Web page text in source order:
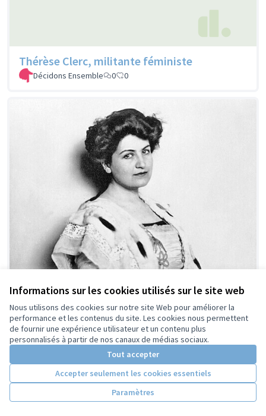
Informations sur les cookies utilisés sur le site web
Nous utilisons des cookies sur notre site Web pour améliorer la
performance et les contenus du site. Les cookies nous permettent
de fournir une expérience utilisateur et un contenu plus
personnalisés à partir de nos canaux de médias sociaux.
Tout accepter
Accepter seulement les cookies essentiels
Paramètres
Thérèse Clerc, militante féministe
Décidons Ensemble 0 0